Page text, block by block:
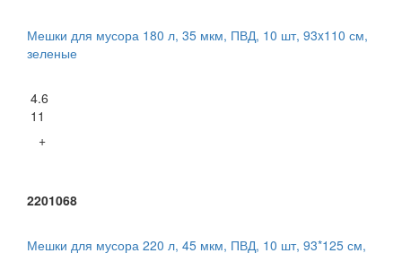
Мешки для мусора 180 л, 35 мкм, ПВД, 10 шт, 93x110 см,
зеленые
4.6
11
+
2201068
Мешки для мусора 220 л, 45 мкм, ПВД, 10 шт, 93*125 см,